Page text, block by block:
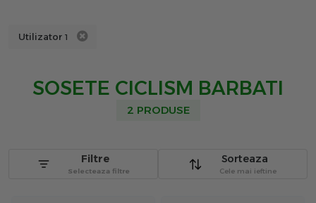
Utilizator 1
SOSETE CICLISM BARBATI
2 PRODUSE
Sorteaza
Cele mai ieftine
Filtre
Selecteaza filtre